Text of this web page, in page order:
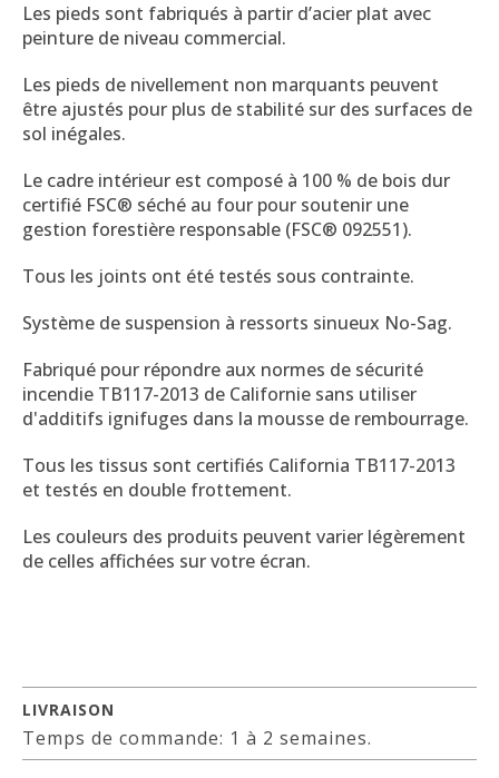
Les pieds sont fabriqués à partir d’acier plat avec
peinture de niveau commercial.
Les pieds de nivellement non marquants peuvent
être ajustés pour plus de stabilité sur des surfaces de
sol inégales.
Le cadre intérieur est composé à 100 % de bois dur
certifié FSC® séché au four pour soutenir une
gestion forestière responsable (FSC® 092551).
Tous les joints ont été testés sous contrainte.
Système de suspension à ressorts sinueux No-Sag.
Fabriqué pour répondre aux normes de sécurité
incendie TB117-2013 de Californie sans utiliser
d'additifs ignifuges dans la mousse de rembourrage.
Tous les tissus sont certifiés California TB117-2013
et testés en double frottement.
Les couleurs des produits peuvent varier légèrement
de celles affichées sur votre écran.
LIVRAISON
Temps de commande: 1 à 2 semaines.